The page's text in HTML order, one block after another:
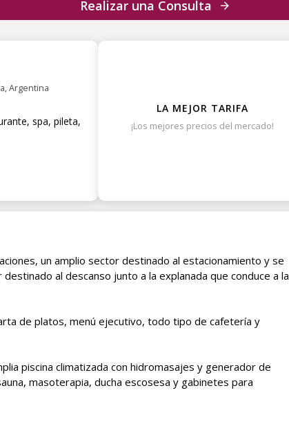
Realizar una Consulta
NOMBRE
EMAIL
PAIS
Argentina
spa, pileta,
LA MEJOR TARIFA
¡Los mejores precios del mercado!
un amplio sector destinado al estacionamiento y se
al descanso junto a la explanada que conduce a la
de platos, menú ejecutivo, todo tipo de cafetería y
piscina climatizada con hidromasajes y generador de
masoterapia, ducha escosesa y gabinetes para